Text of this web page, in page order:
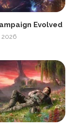
Evolved
2026